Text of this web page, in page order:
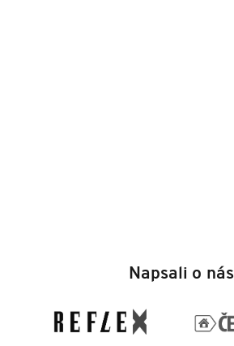
Napsali o nás